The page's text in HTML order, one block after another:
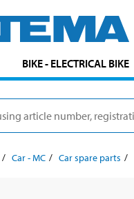
BIKE - ELECTRICAL BIKE
Car - MC Car spare parts